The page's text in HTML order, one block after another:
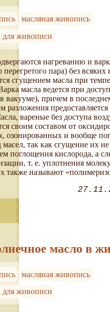
масляная живопись
для живописи
нагреванию и
пара) без
сгущением масла при
масла ведется при
вакууме), причем в
разложения
вареные без доступа
своим составом от
озонированных и вообще
масел, так как сгущение их не
поглощения кислорода, а
т. е. уплотнения
также называют
масло в
масляная живопись
для живописи